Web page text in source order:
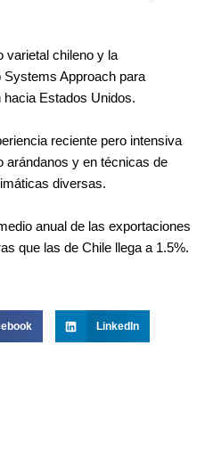
varietal chileno y la
Systems Approach para
Estados Unidos.
reciente pero intensiva
arándanos y en técnicas de
diversas.
anual de las exportaciones
que las de Chile llega a 1.5%.
LinkedIn